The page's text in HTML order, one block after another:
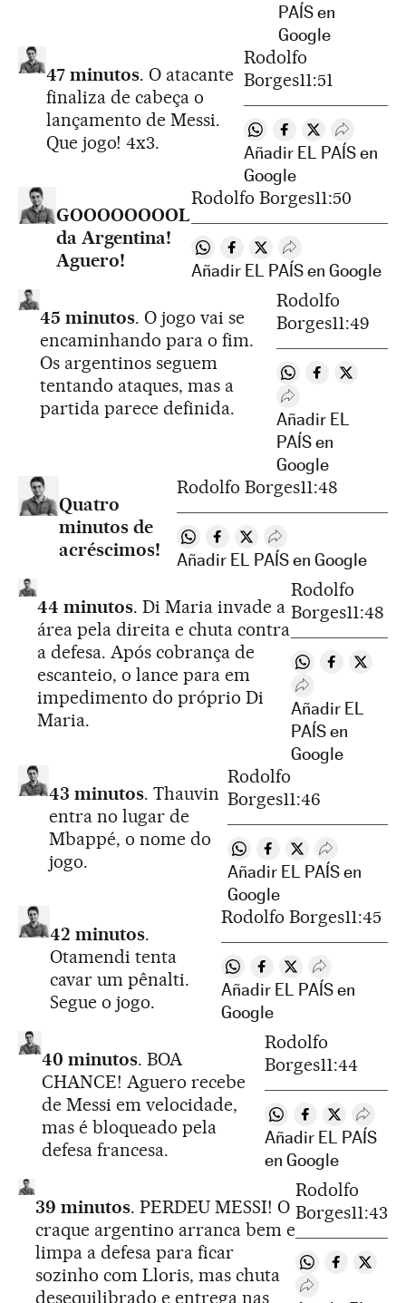
PAÍS en
Google
47 minutos. O atacante
finaliza de cabeça o
lançamento de Messi.
Que jogo! 4x3.
Rodolfo
Borges11:51
Compartir en Whatsapp
Compartir en
Compartir en
Añadir EL PAÍS en
Google
GOOOOOOOOL
da Argentina!
Aguero!
Rodolfo Borges11:50
Compartir en Whatsapp
Compartir en Facebook
Compartir en Twitter
Desplegar Redes
Añadir EL PAÍS en Google
45 minutos. O jogo vai se
encaminhando para o fim.
Os argentinos seguem
tentando ataques, mas a
partida parece definida.
Rodolfo
Borges11:49
Compartir en
Compartir en
Desplegar Redes
Añadir EL
PAÍS en
Google
Quatro
minutos de
acréscimos!
Rodolfo Borges11:48
Compartir en Whatsapp
Compartir en Facebook
Compartir en Twitter
Desplegar Redes
Añadir EL PAÍS en Google
44 minutos. Di Maria invade a
área pela direita e chuta contra
a defesa. Após cobrança de
escanteio, o lance para em
impedimento do próprio Di
Maria.
Rodolfo
Borges11:48
Compartir en
Compartir
Desplegar
Añadir EL
PAÍS en
Google
43 minutos. Thauvin
entra no lugar de
Mbappé, o nome do
jogo.
Rodolfo
Borges11:46
Compartir en Whatsapp
Compartir en
Compartir en
Desplegar
Añadir EL PAÍS en
Google
42 minutos.
Otamendi tenta
cavar um pênalti.
Segue o jogo.
Rodolfo Borges11:45
Compartir en Whatsapp
Compartir en
Compartir en
Desplegar
Añadir EL PAÍS en
Google
40 minutos. BOA
CHANCE! Aguero recebe
de Messi em velocidade,
mas é bloqueado pela
defesa francesa.
Rodolfo
Borges11:44
Compartir en
Compartir en
Compartir
Añadir EL PAÍS
en Google
39 minutos. PERDEU MESSI! O
craque argentino arranca bem e
limpa a defesa para ficar
sozinho com Lloris, mas chuta
desequilibrado e entrega nas
Rodolfo
Borges11:43
Compartir en
Compartir
Desplegar